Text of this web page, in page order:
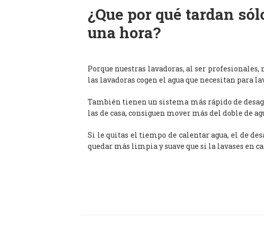
¿Que por qué tardan
una hora?
Porque nuestras lavadoras, al ser profesionales,
las lavadoras cogen el agua que necesitan para
También tienen un sistema más rápido de
las de casa, consiguen mover más del doble de
Si le quitas el tiempo de calentar agua, el de
quedar más limpia y suave que si la lavases en